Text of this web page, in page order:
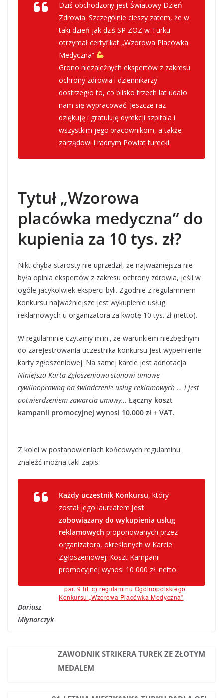
Dziś obchodzony jest Światowy Dzień
Zdrowia. Szczególnie cieszy zatem, że w
taki dzień jak dziś SP ZOZ w Turku
otrzymał certyfikat „Wzorowa Placówka
Medyczna”
Grono niezależnych ekspertów z zakresu
ochrony zdrowia i dziennikarzy
dostrzegło to, co blisko trzech lat udało
nam się wypracować. Jeszcze raz
dziękuję i gratuluję dyrekcji szpitala i
wszystkim jego pracownikom, a także
zarządowi i radnym Powiat turecki.
– pisze starosta turecki
Tytuł „Wzorowa
placówka medyczna” do
kupienia za 10 tys. zł?
Nikt chyba starosty nie uprzedził, że najważniejsza nie
była opinia ekspertów z zakresu ochrony zdrowia, jeśli w
ogóle jacykolwiek eksperci byli. Zgodnie z regulaminem
konkursu najważniejsze jest wykupienie usług
reklamowych u organizatora za kwotę 10 tys. zł (netto).
W regulaminie czytamy m.in., że warunkiem niezbędnym
do zarejestrowania uczestnika konkursu jest wypełnienie
karty zgłoszeniowej. Na samej karcie jest adnotacja
Niniejsza Karta Zgłoszeniowa stanowi umowę
cywilnoprawną na świadczenie usług reklamowych … i jest
potwierdzeniem zawarcia umowy… Łączny koszt
kampanii promocyjnej wynosi 10.000 zł + VAT.
Z kolei w postanowieniach końcowych regulaminu
znaleźć można taki zapis:
Każdy uczestnik Konkursu, który
został jego laureatem jest
zobowiązany do wykupienia usług
reklamowych proponowanych przez
organizatora, określonych w Karcie
Zgłoszeniowej. Koszt Kampanii
promocyjnej wynosi 10 000 zł. netto.
–par. 9 lit. c) regulaminu Ogólnopolskiego
Konkursu „Wzorowa Placówka Medyczna”
Dariusz
Młynarczyk
ZAWODNIK STRIKERA TUREK ZE ZŁOTYM
MEDALEM